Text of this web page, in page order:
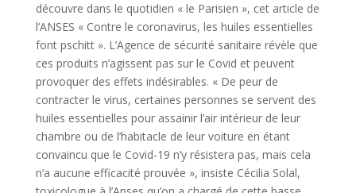
découvre dans le quotidien « le Parisien », cet article de
l’ANSES « Contre le coronavirus, les huiles essentielles
font pschitt ». L’Agence de sécurité sanitaire révèle que
ces produits n’agissent pas sur le Covid et peuvent
provoquer des effets indésirables. « De peur de
contracter le virus, certaines personnes se servent des
huiles essentielles pour assainir l’air intérieur de leur
chambre ou de l’habitacle de leur voiture en étant
convaincu que le Covid-19 n’y résistera pas, mais cela
n’a aucune efficacité prouvée », insiste Cécilia Solal,